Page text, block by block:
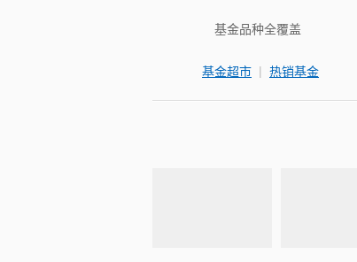
基金品种全覆盖
基金超市 | 热销基金